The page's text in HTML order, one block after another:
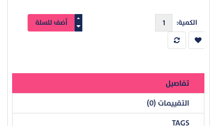
الكمية:
تفاصيل
التقييمات (0)
TAGS